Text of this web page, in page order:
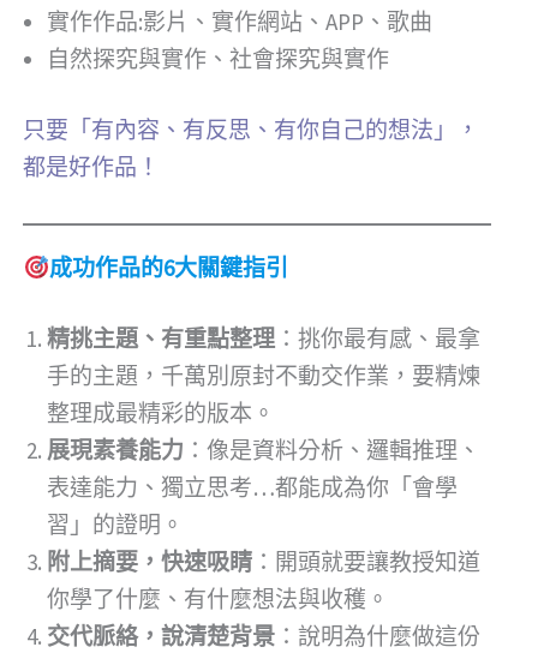
實作作品:影片、實作網站、APP、歌曲
自然探究與實作、社會探究與實作
只要「有內容、有反思、有你自己的想法」，
都是好作品！
成功作品的6大關鍵指引
精挑主題、有重點整理 ：挑你最有感、最拿
手的主題，千萬別原封不動交作業，要精煉
整理成最精彩的版本。
展現素養能力 ：像是資料分析、邏輯推理、
表達能力、獨立思考…都能成為你「會學
習」的證明。
附上摘要，快速吸睛 ：開頭就要讓教授知道
你學了什麼、有什麼想法與收穫。
交代脈絡，說清楚背景 ：說明為什麼做這份